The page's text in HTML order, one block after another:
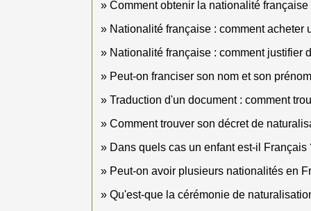
Comment obtenir la nationalité française
Nationalité française : comment acheter
Nationalité française : comment justifier
Peut-on franciser son nom et son
Traduction d'un document : comment
Comment trouver son décret de
Dans quels cas un enfant est-il Français
Peut-on avoir plusieurs nationalités en
Qu'est-que la cérémonie de